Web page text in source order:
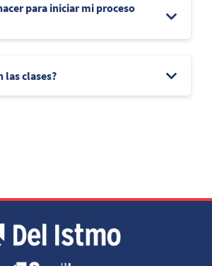
para iniciar mi proceso
las clases?